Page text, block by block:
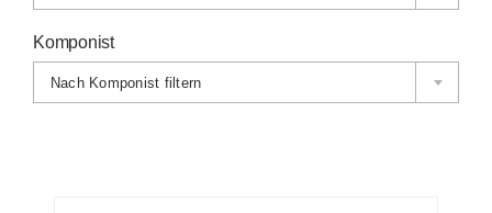
Komponist
Nach Komponist filtern